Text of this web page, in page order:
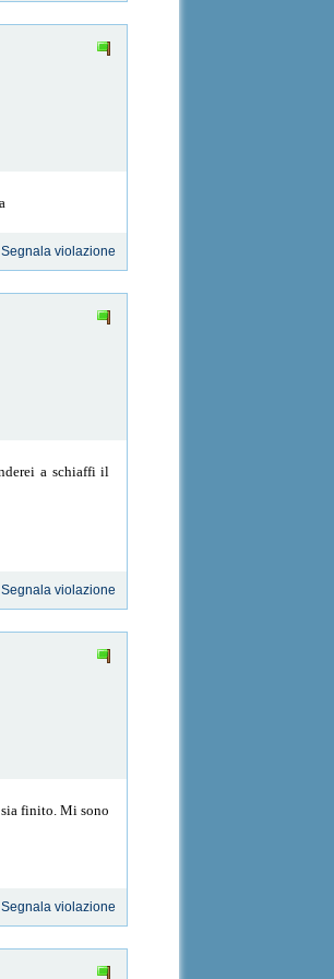
Segnala violazione
a schiaffi il
Segnala violazione
sia finito. Mi sono
Segnala violazione